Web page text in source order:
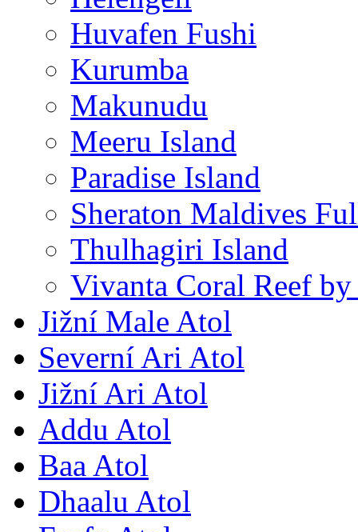
Huvafen Fushi
Kurumba
Makunudu
Meeru Island
Paradise Island
Sheraton Maldives
Thulhagiri Island
Vivanta Coral Reef by
Jižní Male Atol
Severní Ari Atol
Jižní Ari Atol
Addu Atol
Baa Atol
Dhaalu Atol